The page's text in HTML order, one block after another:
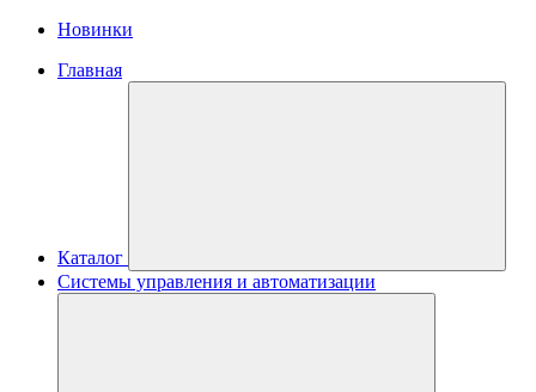
Новинки
Главная
Каталог
Системы управления и автоматизации